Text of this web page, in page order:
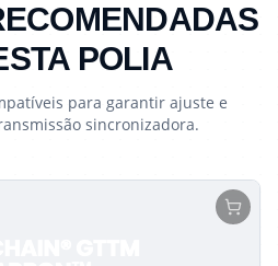
POLIA
para garantir ajuste e
sincronizadora.